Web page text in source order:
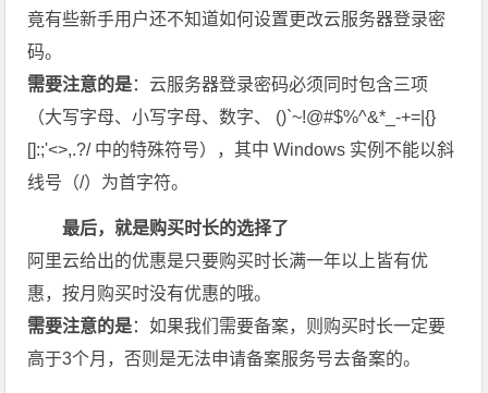
竟有些新手用户还不知道如何设置更改云服务器登录密
码。
需要注意的是：云服务器登录密码必须同时包含三项
（大写字母、小写字母、数字、 ()`~!@#$%^&*_-+=|{}
[]:;'<>,.?/ 中的特殊符号），其中 Windows 实例不能以斜
线号（/）为首字符。
最后，就是购买时长的选择了
阿里云给出的优惠是只要购买时长满一年以上皆有优
惠，按月购买时没有优惠的哦。
需要注意的是：如果我们需要备案，则购买时长一定要
高于3个月，否则是无法申请备案服务号去备案的。